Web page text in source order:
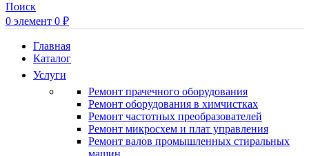
Поиск
0 элемент 0 ₽
Главная
Каталог
Услуги
Ремонт прачечного оборудования
Ремонт оборудования в химчистках
Ремонт частотных преобразователей
Ремонт микросхем и плат управления
Ремонт валов промышленных стиральных